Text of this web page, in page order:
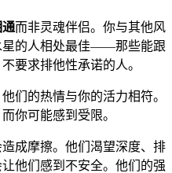
通而非灵魂伴侣。你与其他风
星的人相处最佳——那些能跟
要求排他性承诺的人。
们的热情与你的活力相符。
你可能感到受限。
成摩擦。他们渴望深度、排
他们感到不安全。他们的强